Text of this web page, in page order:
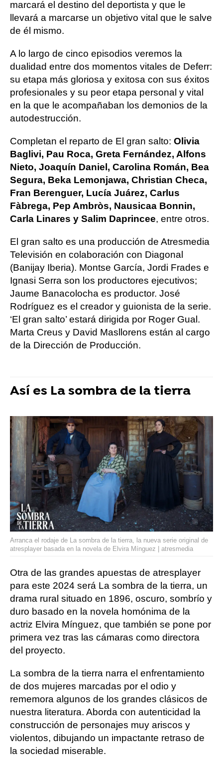
marcará el destino del deportista y que le
llevará a marcarse un objetivo vital que le salve
de él mismo.
A lo largo de cinco episodios veremos la
dualidad entre dos momentos vitales de Deferr:
su etapa más gloriosa y exitosa con sus éxitos
profesionales y su peor etapa personal y vital
en la que le acompañaban los demonios de la
autodestrucción.
Completan el reparto de El gran salto: Olivia
Baglivi, Pau Roca, Greta Fernández, Alfons
Nieto, Joaquín Daniel, Carolina Román, Bea
Segura, Beka Lemonjawa, Christian Checa,
Fran Berenguer, Lucía Juárez, Carlus
Fàbrega, Pep Ambròs, Nausicaa Bonnin,
Carla Linares y Salim Daprincee, entre otros.
El gran salto es una producción de Atresmedia
Televisión en colaboración con Diagonal
(Banijay Iberia). Montse García, Jordi Frades e
Ignasi Serra son los productores ejecutivos;
Jaume Banacolocha es productor. José
Rodríguez es el creador y guionista de la serie.
‘El gran salto’ estará dirigida por Roger Gual.
Marta Creus y David Masllorens están al cargo
de la Dirección de Producción.
Así es La sombra de la tierra
Arranca el rodaje de La sombra de la tierra, la nueva serie original de
atresplayer basada en la novela de Elvira Mínguez | atresmedia
Otra de las grandes apuestas de atresplayer
para este 2024 será La sombra de la tierra, un
drama rural situado en 1896, oscuro, sombrío y
duro basado en la novela homónima de la
actriz Elvira Mínguez, que también se pone por
primera vez tras las cámaras como directora
del proyecto.
La sombra de la tierra narra el enfrentamiento
de dos mujeres marcadas por el odio y
rememora algunos de los grandes clásicos de
nuestra literatura. Aborda con autenticidad la
construcción de personajes muy ariscos y
violentos, dibujando un impactante retraso de
la sociedad miserable.